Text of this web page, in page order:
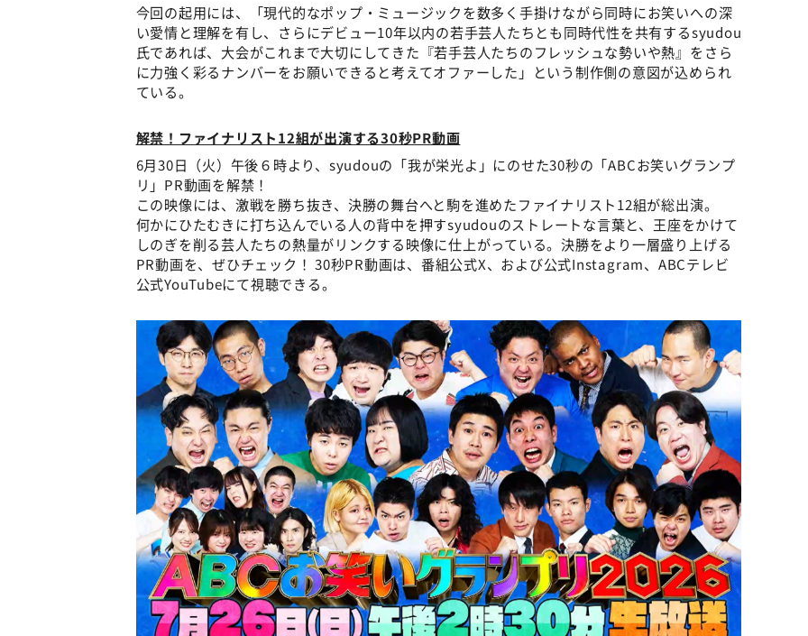
今回の起用には、「現代的なポップ・ミュージックを数多く手掛けながら同時にお笑いへの深
い愛情と理解を有し、さらにデビュー10年以内の若手芸人たちとも同時代性を共有するsyudou
氏であれば、大会がこれまで大切にしてきた『若手芸人たちのフレッシュな勢いや熱』をさら
に力強く彩るナンバーをお願いできると考えてオファーした」という制作側の意図が込められ
ている。
解禁！ファイナリスト12組が出演する30秒PR動画
6月30日（火）午後６時より、syudouの「我が栄光よ」にのせた30秒の「ABCお笑いグランプ
リ」PR動画を解禁！
この映像には、激戦を勝ち抜き、決勝の舞台へと駒を進めたファイナリスト12組が総出演。
何かにひたむきに打ち込んでいる人の背中を押すsyudouのストレートな言葉と、王座をかけて
しのぎを削る芸人たちの熱量がリンクする映像に仕上がっている。決勝をより一層盛り上げる
PR動画を、ぜひチェック！ 30秒PR動画は、番組公式X、および公式Instagram、ABCテレビ
公式YouTubeにて視聴できる。